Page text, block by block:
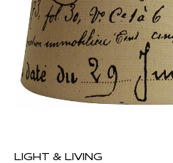
Мебель
Свет
Акции
LIGHT & LIVING